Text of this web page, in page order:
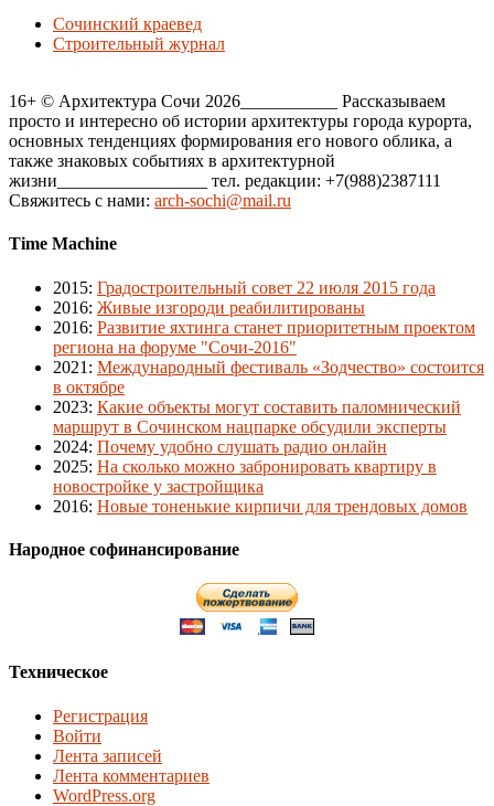
Сочинский краевед
Строительный журнал
16+ © Архитектура Сочи 2026___________ Рассказываем
просто и интересно об истории архитектуры города курорта,
основных тенденциях формирования его нового облика, а
также знаковых событиях в архитектурной
жизни_________________ тел. редакции: +7(988)2387111
Свяжитесь с нами: arch-sochi@mail.ru
Time Machine
2015: Градостроительный совет 22 июля 2015 года
2016: Живые изгороди реабилитированы
2016: Развитие яхтинга станет приоритетным проектом
региона на форуме "Сочи-2016"
2021 : Международный фестиваль «Зодчество» состоится
в октябре
2023: Какие объекты могут составить паломнический
маршрут в Сочинском нацпарке обсудили эксперты
2024: Почему удобно слушать радио онлайн
2025: На сколько можно забронировать квартиру в
новостройке у застройщика
2016: Новые тоненькие кирпичи для трендовых домов
Народное софинансирование
Техническое
Регистрация
Войти
Лента записей
Лента комментариев
WordPress.org